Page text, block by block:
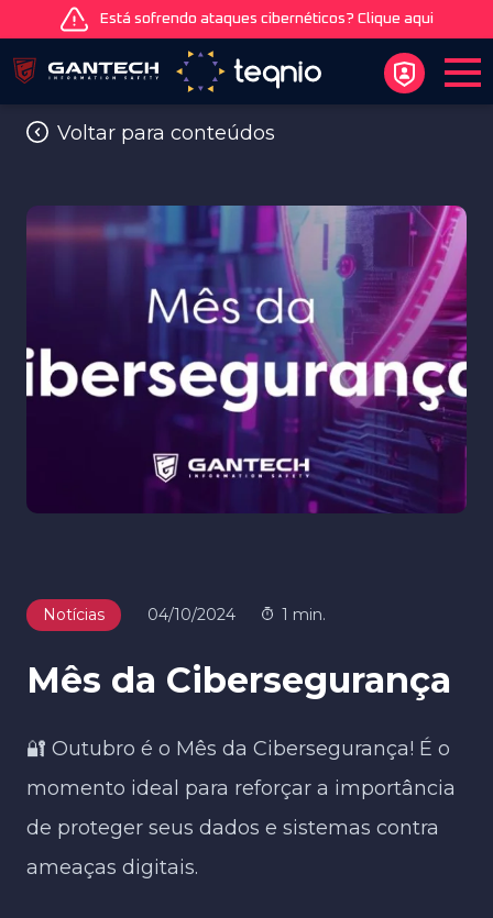
Está sofrendo ataques cibernéticos? Clique aqui
Voltar para conteúdos
Notícias 04/10/2024 1 min.
Mês da Cibersegurança
🔐 Outubro é o Mês da Cibersegurança! É o
momento ideal para reforçar a importância
de proteger seus dados e sistemas contra
ameaças digitais.